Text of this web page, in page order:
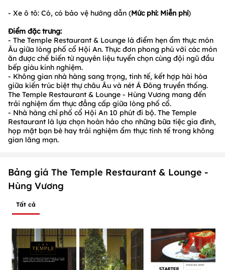
- Xe ô tô: Có, có bảo vệ hướng dẫn (Mức phí: Miễn phí)
Điểm đặc trưng:
- The Temple Restaurant & Lounge là điểm hẹn ẩm thực món
Âu giữa lòng phố cổ Hội An. Thực đơn phong phú với các món
ăn được chế biến từ nguyên liệu tuyển chọn cùng đội ngũ đầu
bếp giàu kinh nghiệm.
- Không gian nhà hàng sang trọng, tinh tế, kết hợp hài hòa
giữa kiến trúc biệt thự châu Âu và nét Á Đông truyền thống.
The Temple Restaurant & Lounge - Hùng Vương mang đến
trải nghiệm ẩm thực đẳng cấp giữa lòng phố cổ.
- Nhà hàng chỉ phố cổ Hội An 10 phút đi bộ. The Temple
Restaurant là lựa chọn hoàn hảo cho những bữa tiệc gia đình,
họp mặt bạn bè hay trải nghiệm ẩm thực tinh tế trong không
gian lãng mạn.
Bảng giá The Temple Restaurant & Lounge -
Hùng Vương
Tất cả